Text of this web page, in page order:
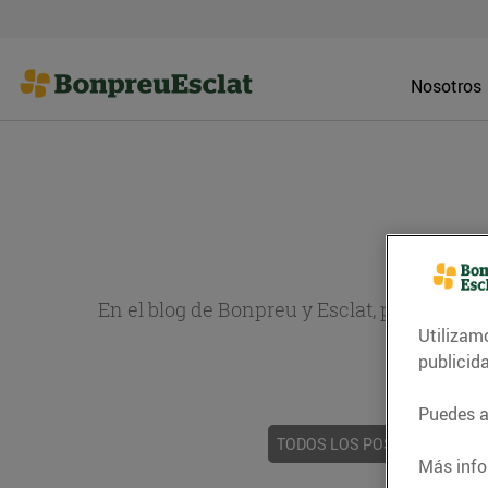
Nosotros
En el blog de Bonpreu y Esclat, puedes
TODOS LOS POSTS
Puedes
Más